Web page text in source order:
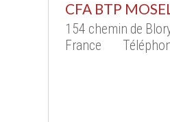
CFA BTP
154 chemin de
France